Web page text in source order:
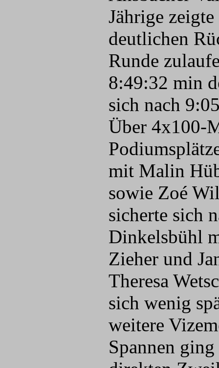
Jährige
deutlichen
Runde
8:49:32 min
sich nach
Über 4x100-
mit Malin
sowie Zoé
sicherte sich
Dinkelsbühl
Zieher und
Theresa
sich wenig
weitere
Spannen